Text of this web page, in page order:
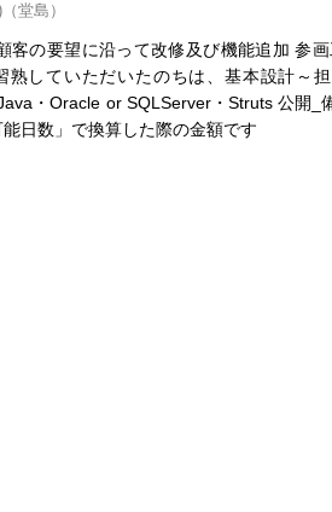
堂島）
客の要望に沿って改修及び機能追加 参
熟していただいたのちは、基本設計～
・Oracle or SQLServer・Struts 公開_
日数」で換算した際の金額です